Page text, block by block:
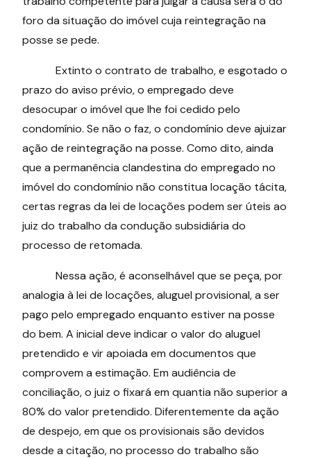
foro da situação do imóvel cuja reintegração na
posse se pede.
Extinto o contrato de trabalho, e esgotado o
prazo do aviso prévio, o empregado deve
desocupar o imóvel que lhe foi cedido pelo
condomínio. Se não o faz, o condomínio deve ajuizar
ação de reintegração na posse. Como dito, ainda
que a permanência clandestina do empregado no
imóvel do condomínio não constitua locação tácita,
certas regras da lei de locações podem ser úteis ao
juiz do trabalho da condução subsidiária do
processo de retomada.
Nessa ação, é aconselhável que se peça, por
analogia à lei de locações, aluguel provisional, a ser
pago pelo empregado enquanto estiver na posse
do bem. A inicial deve indicar o valor do aluguel
pretendido e vir apoiada em documentos que
comprovem a estimação. Em audiência de
conciliação, o juiz o fixará em quantia não superior a
80% do valor pretendido. Diferentemente da ação
de despejo, em que os provisionais são devidos
desde a citação, no processo do trabalho são